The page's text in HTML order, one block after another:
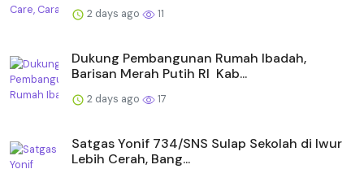
2 days ago 11
Dukung Pembangunan Rumah Ibadah,
Barisan Merah Putih RI Kab...
2 days ago 17
Satgas Yonif 734/SNS Sulap Sekolah di Iwur
Lebih Cerah, Bang...